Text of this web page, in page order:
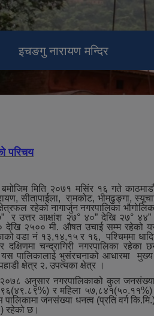
नागार्जुन नगरपालिकाको दृश्य
इचङगु नारायण मन्दिर
स्वीजरल्याण्ड पार्क
सेतो (white) गुम्बा
नगरपालिकाको आवास क्षेत्र
आदेश्वर मन्दिर
बद्री नाथ मन्दिर
परिचय
मिति २०७१ मसिंर १६ गते
सीतापाईला, रामकोट, भीमढुङ्गा,
रहेको नागार्जुन नगरपालिका
र उत्तर आक्षांश २७° ४०” देखि २७° ४४”
२५०० मी. औषत उचाई सम्म रहेको यस
वडा नं १३,१४,१५ र १६, पश्‍चिममा
दक्षिणमा चन्द्रागिरी नगरपालिका
यस पालिकालाई भुसंरचनाको आधारमा मुख्य
क्षेत्र २. उपत्यका क्षेत्र ।
अनुसार नगरपालिकाको कुल
र महिला ५७,८४१(५०.११%)
जनसंख्या धनत्व (प्रति वर्ग
रहेको छ।